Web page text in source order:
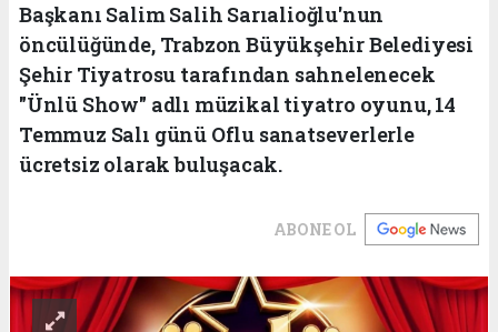
Başkanı Salim Salih Sarıalioğlu'nun
öncülüğünde, Trabzon Büyükşehir Belediyesi
Şehir Tiyatrosu tarafından sahnelenecek
"Ünlü Show" adlı müzikal tiyatro oyunu, 14
Temmuz Salı günü Oflu sanatseverlerle
ücretsiz olarak buluşacak.
ABONE OL